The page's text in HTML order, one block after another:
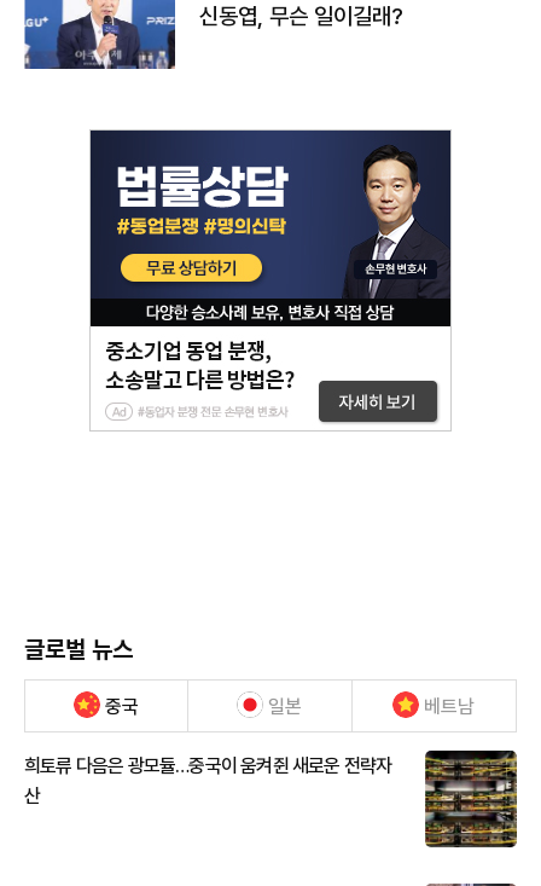
신동엽, 무슨 일이길래?
글로벌 뉴스
중국 일본 베트남
희토류 다음은 광모듈…중국이 움켜쥔 새로운 전략자
산